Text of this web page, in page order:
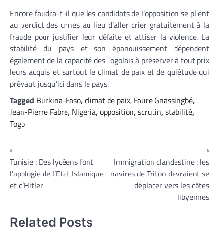
Encore faudra-t-il que les candidats de l’opposition se plient
au verdict des urnes au lieu d’aller crier gratuitement à la
fraude pour justifier leur défaite et attiser la violence. La
stabilité du pays et son épanouissement dépendent
également de la capacité des Togolais à préserver à tout prix
leurs acquis et surtout le climat de paix et de quiétude qui
prévaut jusqu’ici dans le pays.
Tagged Burkina-Faso,climat de paix, Faure Gnassingbé,
Jean-Pierre Fabre, Nigeria,opposition,scrutin,stabilité,
Togo
Navigation
de
l’article
⟵
Tunisie : Des lycéens font
l’apologie de l’Etat Islamique
et d’Hitler
Immigration clandestine : les
navires de Triton devraient se
déplacer vers les côtes
libyennes
⟶
Related Posts